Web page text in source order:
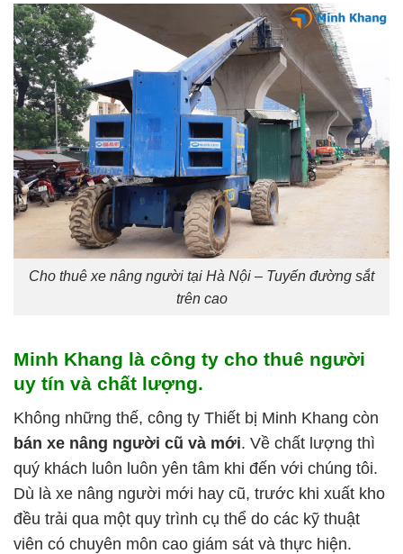
Cho thuê xe nâng người tại Hà Nội – Tuyến đường sắt
trên cao
Minh Khang là công ty cho thuê người
uy tín và chất lượng.
Không những thế, công ty Thiết bị Minh Khang còn
bán xe nâng người cũ và mới. Về chất lượng thì
quý khách luôn luôn yên tâm khi đến với chúng tôi.
Dù là xe nâng người mới hay cũ, trước khi xuất kho
đều trải qua một quy trình cụ thể do các kỹ thuật
viên có chuyên môn cao giám sát và thực hiện.